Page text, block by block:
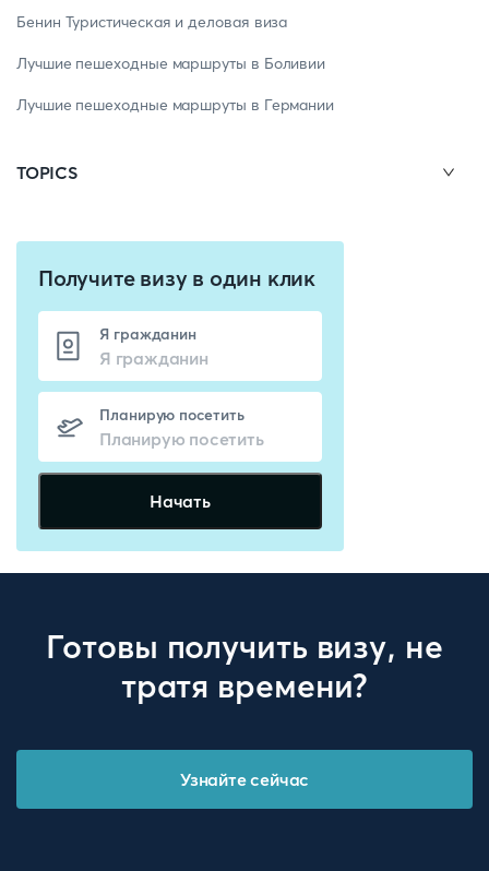
Бенин Туристическая и деловая виза
Лучшие пешеходные маршруты в Боливии
Лучшие пешеходные маршруты в Германии
TOPICS
Получите визу в один клик
Я гражданин
Планирую посетить
Начать
Готовы получить визу, не
тратя времени?
Узнайте сейчас